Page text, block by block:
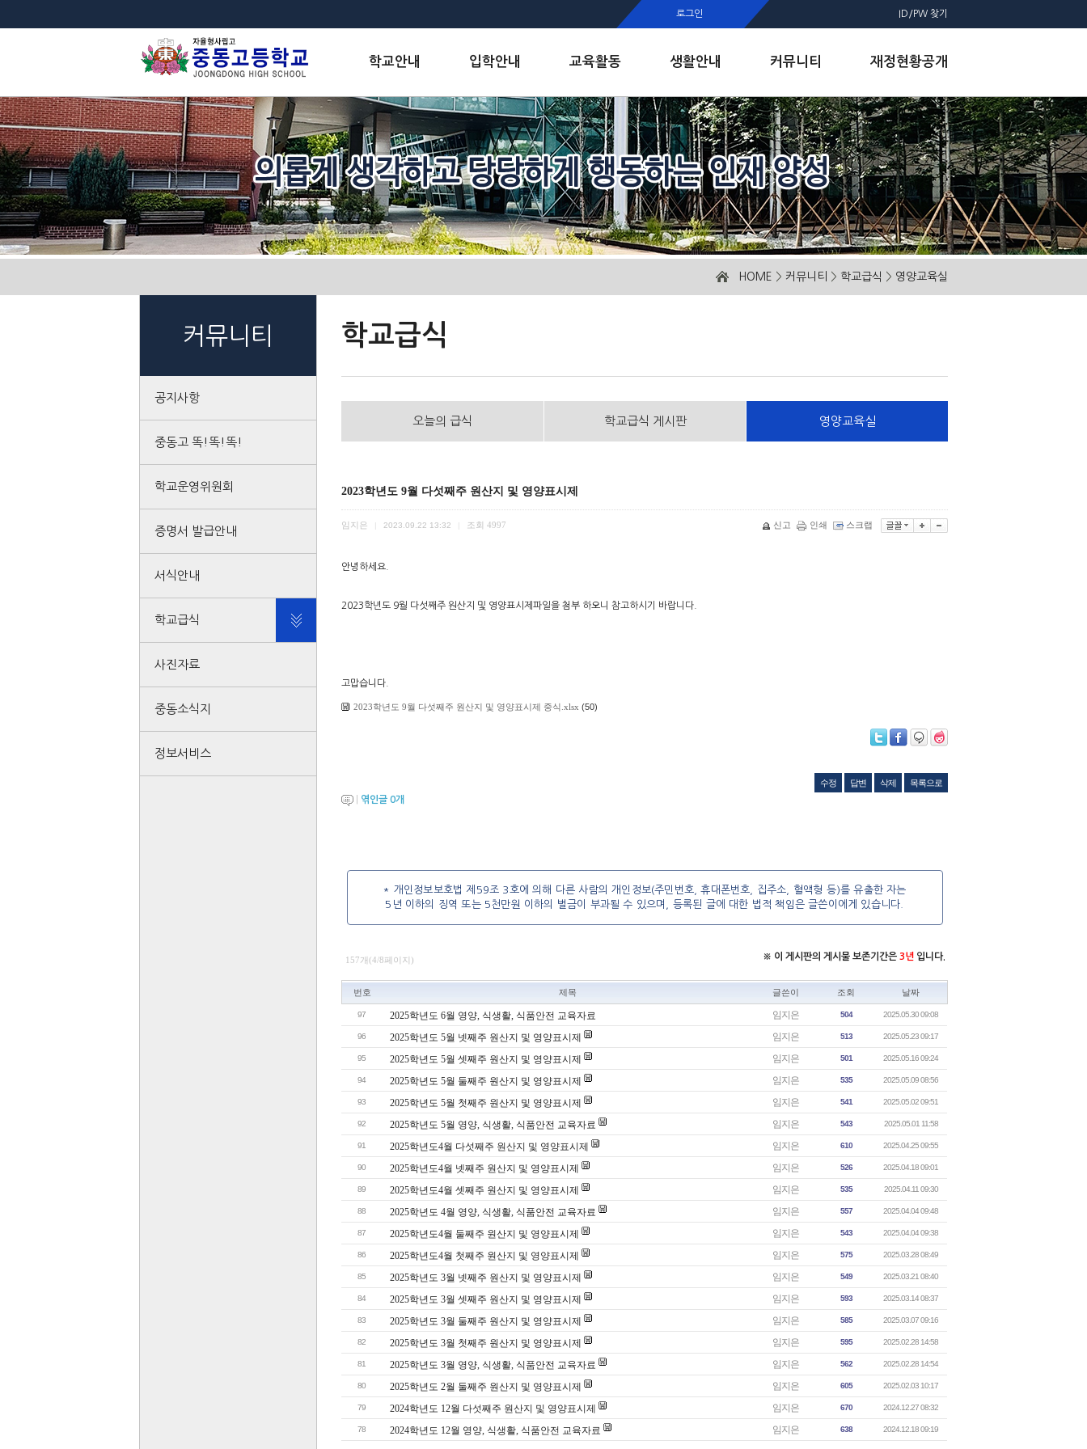
로그인 ID/PW 찾기
학교안내 입학안내 교육활동 생활안내 커뮤니티 재정현황공개
HOME > 커뮤니티 > 학교급식 > 영양교육실
커뮤니티
공지사항
중동고 똑!똑!똑!
학교운영위원회
증명서 발급안내
서식안내
학교급식
사진자료
중동소식지
정보서비스
학교급식
오늘의 급식 학교급식 게시판 영양교육실
2023학년도 9월 다섯째주 원산지 및 영양표시제
임지은 2023.09.22 13:32 조회 4997 신고 인쇄 스크랩
안녕하세요.
2023학년도 9월 다섯째주 원산지 및 영양표시제파일을 첨부 하오니 참고하시기 바랍니다.
고맙습니다.
2023학년도 9월 다섯째주 원산지 및 영양표시제 중식.xlsx (50)
수정 답변 삭제
목록으로
엮인글 0개
* 개인정보보호법 제59조 3호에 의해 다른 사람의 개인정보(주민번호, 휴대폰번호, 집주소, 혈액형 등)를 유출한 자는
5년 이하의 징역 또는 5천만원 이하의 벌금이 부과될 수 있으며, 등록된 글에 대한 법적 책임은 글쓴이에게 있습니다.
157개(4/8페이지) ※ 이 게시판의 게시물 보존기간은 3년 입니다.
번호 제목 글쓴이 조회 날짜
97 2025학년도 6월 영양, 식생활, 식품안전 교육자료 임지은 504 2025.05.30 09:08
96 2025학년도 5월 넷째주 원산지 및 영양표시제 임지은 513 2025.05.23 09:17
95 2025학년도 5월 셋째주 원산지 및 영양표시제 임지은 501 2025.05.16 09:24
94 2025학년도 5월 둘째주 원산지 및 영양표시제 임지은 535 2025.05.09 08:56
93 2025학년도 5월 첫째주 원산지 및 영양표시제 임지은 541 2025.05.02 09:51
92 2025학년도 5월 영양, 식생활, 식품안전 교육자료 임지은 543 2025.05.01 11:58
91 2025학년도4월 다섯째주 원산지 및 영양표시제 임지은 610 2025.04.25 09:55
90 2025학년도4월 넷째주 원산지 및 영양표시제 임지은 526 2025.04.18 09:01
89 2025학년도4월 셋째주 원산지 및 영양표시제 임지은 535 2025.04.11 09:30
88 2025학년도 4월 영양, 식생활, 식품안전 교육자료 임지은 557 2025.04.04 09:48
87 2025학년도4월 둘째주 원산지 및 영양표시제 임지은 543 2025.04.04 09:38
86 2025학년도4월 첫째주 원산지 및 영양표시제 임지은 575 2025.03.28 08:49
85 2025학년도 3월 넷째주 원산지 및 영양표시제 임지은 549 2025.03.21 08:40
84 2025학년도 3월 셋째주 원산지 및 영양표시제 임지은 593 2025.03.14 08:37
83 2025학년도 3월 둘째주 원산지 및 영양표시제 임지은 585 2025.03.07 09:16
82 2025학년도 3월 첫째주 원산지 및 영양표시제 임지은 595 2025.02.28 14:58
81 2025학년도 3월 영양, 식생활, 식품안전 교육자료 임지은 562 2025.02.28 14:54
80 2025학년도 2월 둘째주 원산지 및 영양표시제 임지은 605 2025.02.03 10:17
79 2024학년도 12월 다섯째주 원산지 및 영양표시제 임지은 670 2024.12.27 08:32
78 2024학년도 12월 영양, 식생활, 식품안전 교육자료 임지은 638 2024.12.18 09:19